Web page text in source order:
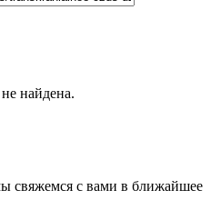
найдена.
свяжемся с вами в ближайшее